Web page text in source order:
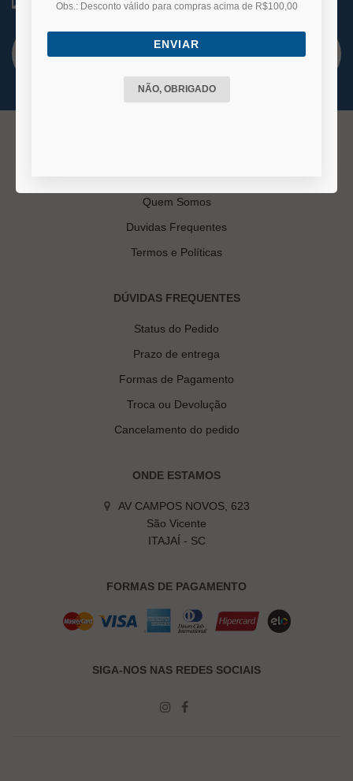
Quem Somos
Duvidas Frequentes
Termos e Políticas
DÚVIDAS FREQUENTES
Status do Pedido
Prazo de entrega
Formas de Pagamento
Troca ou Devolução
Cancelamento do pedido
ONDE ESTAMOS
AV CAMPOS NOVOS, 623
São Vicente
ITAJAÍ - SC
FORMAS DE PAGAMENTO
SIGA-NOS NAS REDES SOCIAIS
Obs.: Desconto válido para compras acima de R$100,00
ENVIAR
NÃO, OBRIGADO